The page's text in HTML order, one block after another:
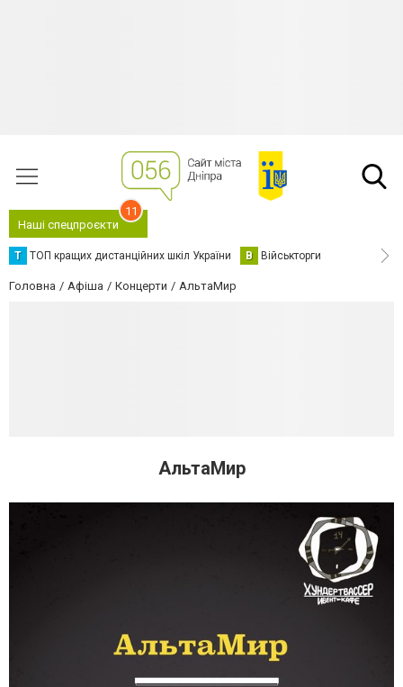
Наші спецпроєкти
11
Т ТОП кращих дистанційних шкіл України В Військторги
Головна Афіша Концерти АльтаМир
АльтаМир